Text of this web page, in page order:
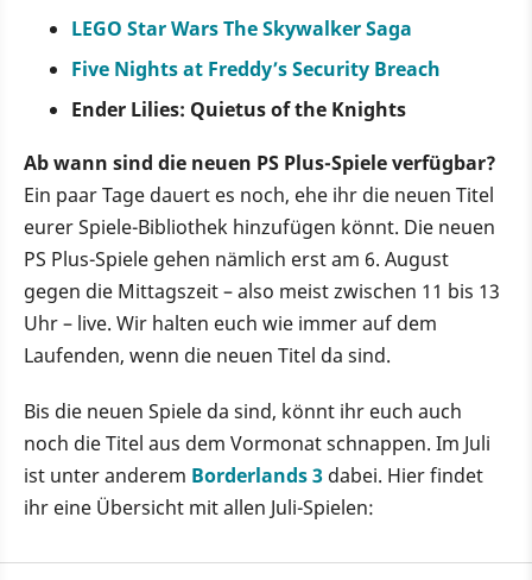
LEGO Star Wars The Skywalker Saga
Five Nights at Freddy’s Security Breach
Ender Lilies: Quietus of the Knights
Ab wann sind die neuen PS Plus-Spiele verfügbar?
Ein paar Tage dauert es noch, ehe ihr die neuen Titel
eurer Spiele-Bibliothek hinzufügen könnt. Die neuen
PS Plus-Spiele gehen nämlich erst am 6. August
gegen die Mittagszeit – also meist zwischen 11 bis 13
Uhr – live. Wir halten euch wie immer auf dem
Laufenden, wenn die neuen Titel da sind.
Bis die neuen Spiele da sind, könnt ihr euch auch
noch die Titel aus dem Vormonat schnappen. Im Juli
ist unter anderem Borderlands 3 dabei. Hier findet
ihr eine Übersicht mit allen Juli-Spielen: